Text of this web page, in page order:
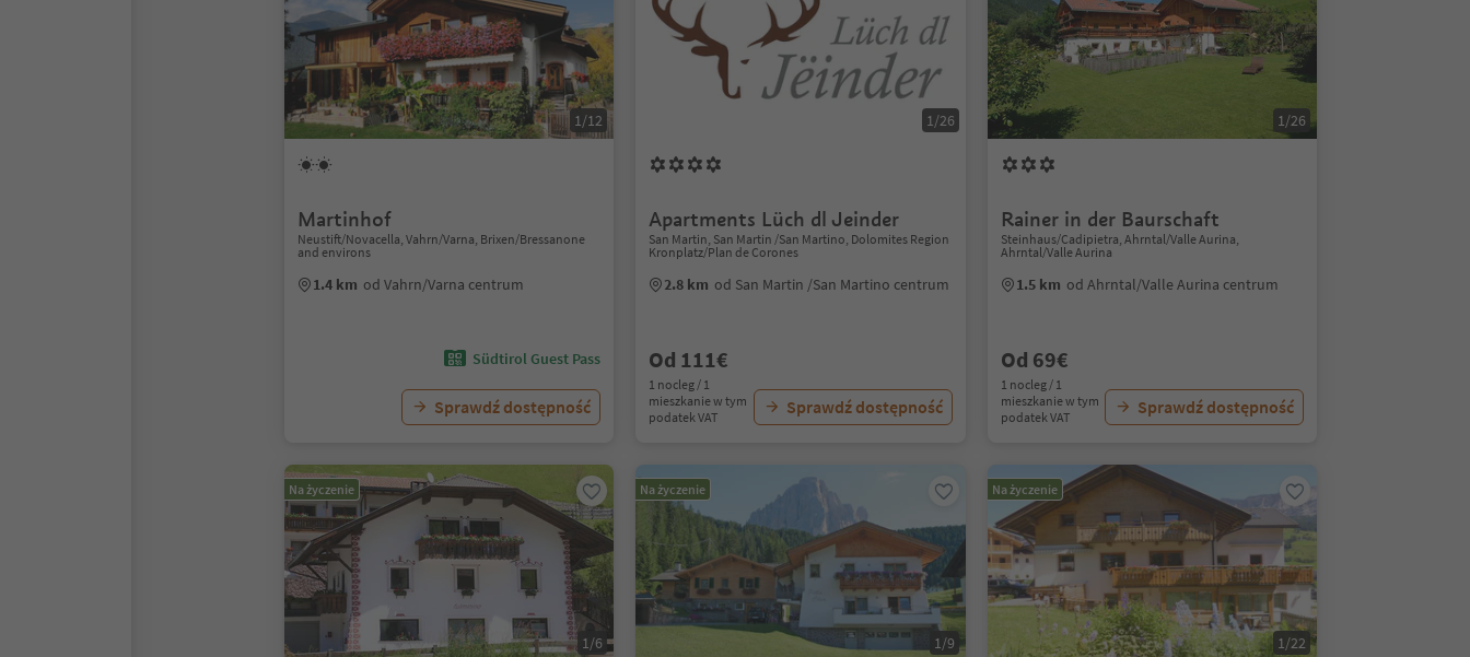
1/12
Martinhof
Neustift/Novacella, Vahrn/Varna, Brixen/Bressanone
and environs
1.4 km od Vahrn/Varna centrum
Südtirol Guest Pass
Sprawdź dostępność
1/26
Apartments Lüch dl Jeinder
San Martin, San Martin /San Martino, Dolomites Region
Kronplatz/Plan de Corones
2.8 km od San Martin /San Martino centrum
Od 111€
1 nocleg / 1
mieszkanie w tym
podatek VAT
Sprawdź dostępność
1/26
Rainer in der Baurschaft
Steinhaus/Cadipietra, Ahrntal/Valle Aurina,
Ahrntal/Valle Aurina
1.5 km od Ahrntal/Valle Aurina centrum
Od 69€
1 nocleg / 1
mieszkanie w tym
podatek VAT
Sprawdź dostępność
Na życzenie
1/6
Na życzenie
1/9
Na życzenie
1/22